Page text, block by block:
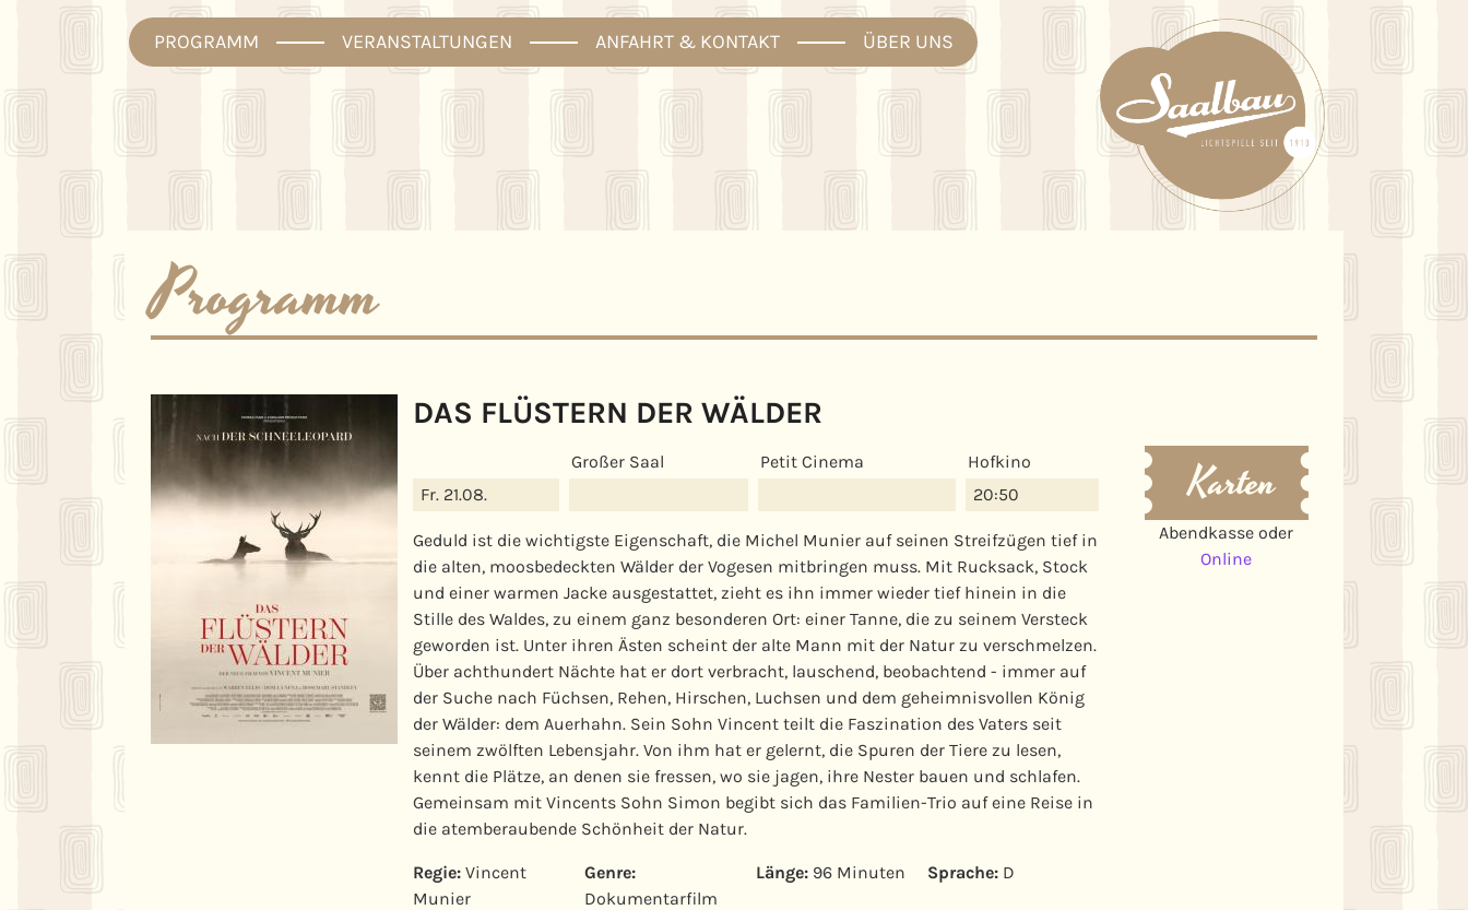
PROGRAMM VERANSTALTUNGEN ANFAHRT & KONTAKT ÜBER UNS
Programm
DAS FLÜSTERN DER WÄLDER
Großer Saal Petit Cinema
Hofkino
Fr. 21.08.
20:50
Geduld ist die wichtigste Eigenschaft, die Michel Munier auf seinen Streifzügen tief in
die alten, moosbedeckten Wälder der Vogesen mitbringen muss. Mit Rucksack, Stock
und einer warmen Jacke ausgestattet, zieht es ihn immer wieder tief hinein in die
Stille des Waldes, zu einem ganz besonderen Ort: einer Tanne, die zu seinem Versteck
geworden ist. Unter ihren Ästen scheint der alte Mann mit der Natur zu verschmelzen.
Über achthundert Nächte hat er dort verbracht, lauschend, beobachtend - immer auf
der Suche nach Füchsen, Rehen, Hirschen, Luchsen und dem geheimnisvollen König
der Wälder: dem Auerhahn. Sein Sohn Vincent teilt die Faszination des Vaters seit
seinem zwölften Lebensjahr. Von ihm hat er gelernt, die Spuren der Tiere zu lesen,
kennt die Plätze, an denen sie fressen, wo sie jagen, ihre Nester bauen und schlafen.
Gemeinsam mit Vincents Sohn Simon begibt sich das Familien-Trio auf eine Reise in
die atemberaubende Schönheit der Natur.
Regie: Vincent
Munier
Genre:
Dokumentarfilm
Länge: 96 Minuten Sprache: D
Abendkasse oder
Online